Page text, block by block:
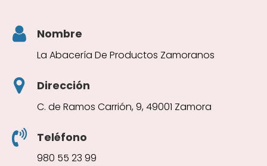
Nombre
La Abacería De Productos Zamoranos
Dirección
C. de Ramos Carrión, 9, 49001 Zamora
Teléfono
980 55 23 99